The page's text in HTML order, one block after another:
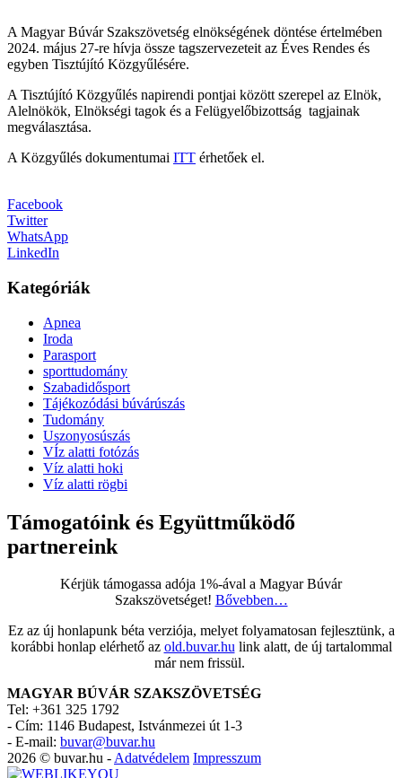
A Magyar Búvár Szakszövetség elnökségének döntése értelmében
2024. május 27-re hívja össze tagszervezeteit az Éves Rendes és
egyben Tisztújító Közgyűlésére.
A Tisztújító Közgyűlés napirendi pontjai között szerepel az Elnök,
Alelnökök, Elnökségi tagok és a Felügyelőbizottság tagjainak
megválasztása.
A Közgyűlés dokumentumai ITT érhetőek el.
Facebook
Twitter
WhatsApp
LinkedIn
Kategóriák
Apnea
Iroda
Parasport
sporttudomány
Szabadidősport
Tájékozódási búvárúszás
Tudomány
Uszonyosúszás
VÍz alatti fotózás
Víz alatti hoki
Víz alatti rögbi
Támogatóink és Együttműködő
partnereink
Kérjük támogassa adója 1%-ával a Magyar Búvár
Szakszövetséget! Bővebben…
Ez az új honlapunk béta verziója, melyet folyamatosan fejlesztünk, a
korábbi honlap elérhető az old.buvar.hulink alatt, de új tartalommal
már nem frissül.
MAGYAR BÚVÁR SZAKSZÖVETSÉG
Tel: +361 325 1792
- Cím: 1146 Budapest, Istvánmezei út 1-3
- E-mail: buvar@buvar.hu
2026 © buvar.hu -Adatvédelem Impresszum